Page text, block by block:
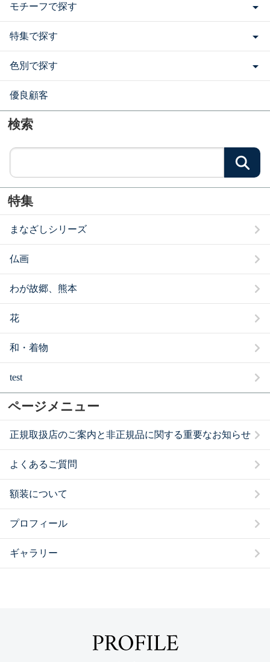
モチーフで探す
特集で探す
色別で探す
優良顧客
検索
特集
まなざしシリーズ
仏画
わが故郷、熊本
花
和・着物
test
ページメニュー
正規取扱店のご案内と非正規品に関する重要なお知らせ
よくあるご質問
額装について
プロフィール
ギャラリー
PROFILE